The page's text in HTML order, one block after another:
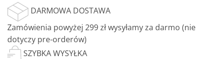
DARMOWA DOSTAWA
Zamówienia powyżej 299 zł wysyłamy za darmo (nie
dotyczy pre-orderów)
SZYBKA WYSYŁKA